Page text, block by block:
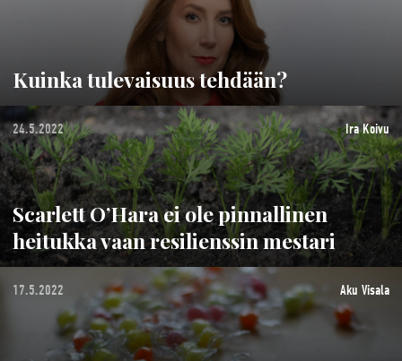
Kuinka tulevaisuus tehdään?
24.5.2022 Ira Koivu
Scarlett O’Hara ei ole pinnallinen
heitukka vaan resilienssin mestari
17.5.2022 Aku Visala